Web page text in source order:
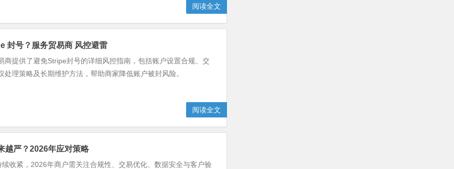
阅读全文
封号？服务贸易商 风控避雷
商提供了避免Stripe封号的详细风控指南，包括账户设置合规、交
处理策略及长期维护方法，帮助商家降低账户被封风险。
阅读全文
越严？2026年应对策略
收紧，2026年商户需关注合规性、交易优化、数据安全与客户验